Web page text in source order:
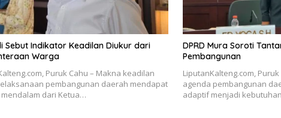
Sebut Indikator Keadilan Diukur dari
Warga
Puruk Cahu – Makna keadilan
pembangunan daerah mendapat
dari Ketua…
DPRD Mura Soroti
Pembangunan
LiputanKalteng.com,
agenda pembangunan
adaptif menjadi